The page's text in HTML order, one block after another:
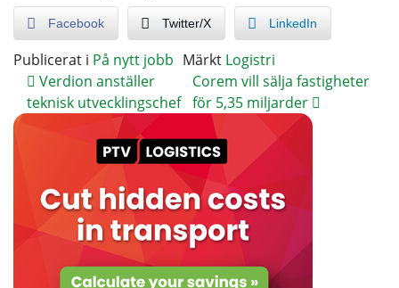
Facebook Twitter/X LinkedIn
Publicerat i På nytt jobb Märkt Logistri
Verdion anställer
teknisk utvecklingschef
Corem vill sälja fastigheter
för 5,35 miljarder